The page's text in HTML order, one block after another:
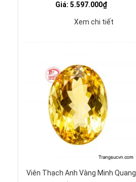
Giá: 5.597.000₫
Xem chi tiết
Viên Thạch Anh Vàng Minh Quang